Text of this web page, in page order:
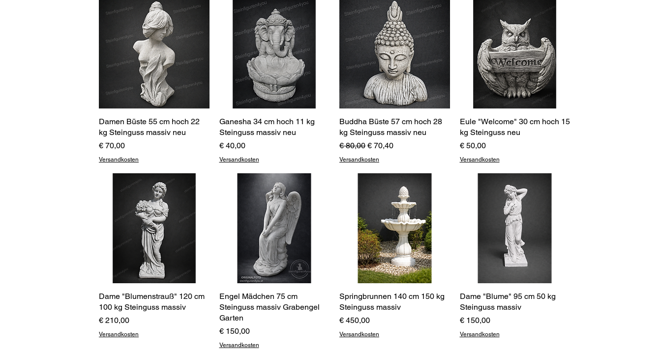
Schnellansicht
Damen Büste 55 cm hoch 22
kg Steinguss massiv neu
Preis
€ 70,00
Versandkosten
Schnellansicht
Ganesha 34 cm hoch 11 kg
Steinguss massiv neu
Preis
€ 40,00
Versandkosten
Schnellansicht
Buddha Büste 57 cm hoch 28
kg Steinguss massiv neu
Standardpreis
€ 80,00 Sale-Preis
€ 70,40
Versandkosten
Schnellansicht
Eule "Welcome" 30 cm hoch 15
kg Steinguss neu
Preis
€ 50,00
Versandkosten
Schnellansicht
Dame "Blumenstrauß" 120 cm
100 kg Steinguss massiv
Preis
€ 210,00
Versandkosten
Schnellansicht
Engel Mädchen 75 cm
Steinguss massiv Grabengel
Garten
Preis
€ 150,00
Versandkosten
Schnellansicht
Springbrunnen 140 cm 150 kg
Steinguss massiv
Preis
€ 450,00
Versandkosten
Schnellansicht
Dame "Blume" 95 cm 50 kg
Steinguss massiv
Preis
€ 150,00
Versandkosten